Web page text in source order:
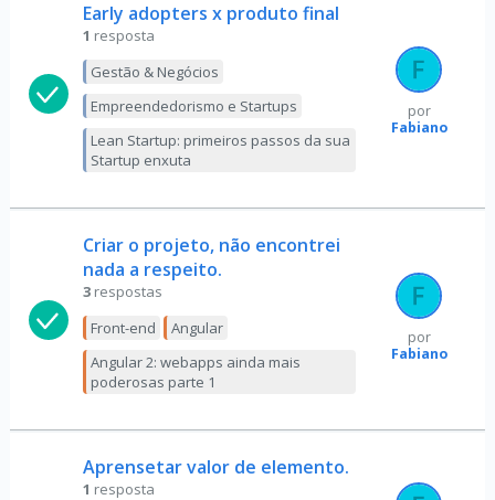
Early adopters x produto final
1 resposta
Gestão & Negócios
Empreendedorismo e Startups
Lean Startup: primeiros passos da sua
Startup enxuta
por
Fabiano
Criar o projeto, não encontrei
nada a respeito.
3 respostas
Front-end
Angular
Angular 2: webapps ainda mais
poderosas parte 1
por
Fabiano
Aprensetar valor de elemento.
1 resposta